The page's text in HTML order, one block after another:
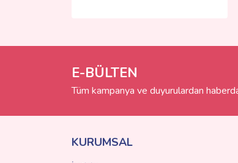
E-BÜLTEN
Tüm kampanya ve duyurulardan
KURUMSAL